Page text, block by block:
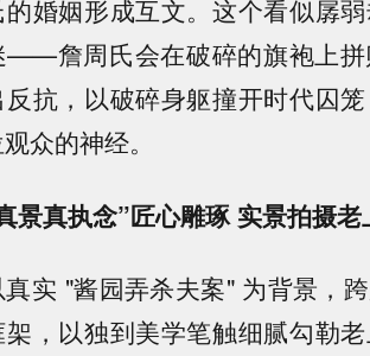
婚姻形成互文。这个看似孱
——詹周氏会在破碎的旗袍上
抗，以破碎身躯撞开时代囚
众的神经。
景真执念”匠心雕琢 实景拍摄
实 "酱园弄杀夫案" 为背景，
架，以独到美学笔触细腻勾勒